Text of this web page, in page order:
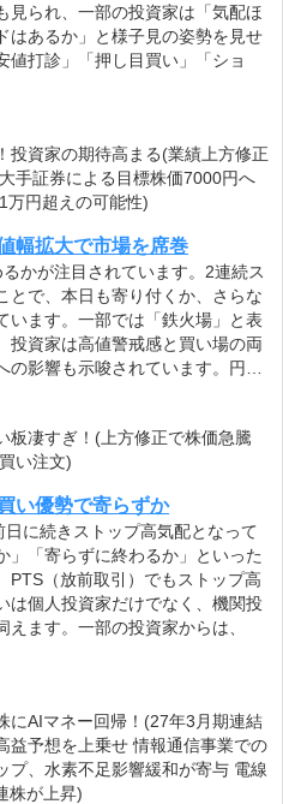
見られ、一部の投資家は「気配ほ
はあるか」と様子見の姿勢を見せ
値打診」「押し目買い」「ショ
投資家の期待高まる(業績上方修正
手証券による目標株価7000円へ
万円超えの可能性)
幅拡大で市場を席巻
かが注目されています。2連続ス
とで、本日も寄り付くか、さらな
います。一部では「鉄火場」と表
投資家は高値警戒感と買い場の両
の影響も示唆されています。円…
板凄すぎ！(上方修正で株価急騰
い注文)
い優勢で寄らずか
に続きストップ高気配となって
」「寄らずに終わるか」といった
PTS（放前取引）でもストップ高
は個人投資家だけでなく、機関投
ます。一部の投資家からは、
にAIマネー回帰！(27年3月期連結
益予想を上乗せ 情報通信事業での
プ、水素不足影響緩和が寄与 電線
株が上昇)